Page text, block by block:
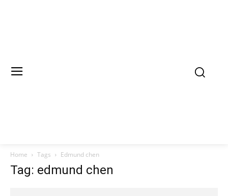
Home Tags Edmund chen
Tag: edmund chen